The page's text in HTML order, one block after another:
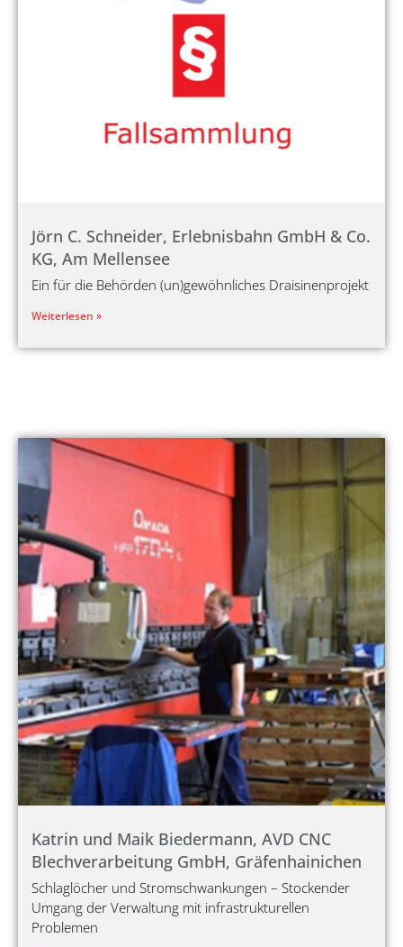
Jörn C. Schneider, Erlebnisbahn GmbH & Co.
KG, Am Mellensee
Ein für die Behörden (un)gewöhnliches Draisinenprojekt
Weiterlesen »
Katrin und Maik Biedermann, AVD CNC
Blechverarbeitung GmbH, Gräfenhainichen
Schlaglöcher und Stromschwankungen – Stockender
Umgang der Verwaltung mit infrastrukturellen
Problemen